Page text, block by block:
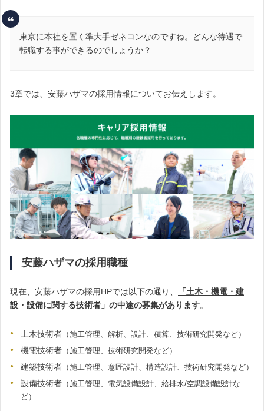
東京に本社を置く準大手ゼネコンなのですね。どんな待遇で
転職する事ができるのでしょうか？
3章では、安藤ハザマの採用情報についてお伝えします。
安藤ハザマの採用職種
現在、安藤ハザマの採用HPでは以下の通り、
「土木・機電・建
設・設備に関する技術者」の中途の募集があります。
土木技術者 （施工管理、解析、設計、積算、技術研究開発など）
機電技術者 （施工管理、技術研究開発など）
建築技術者 （施工管理、意匠設計、構造設計、技術研究開発など）
設備技術者 （施工管理、電気設備設計、給排水/空調設備設計な
ど）